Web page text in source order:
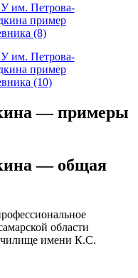
им. Петрова-
пример
(8)
им. Петрова-
пример
(10)
— примеры
— общая
области
имени К.С.